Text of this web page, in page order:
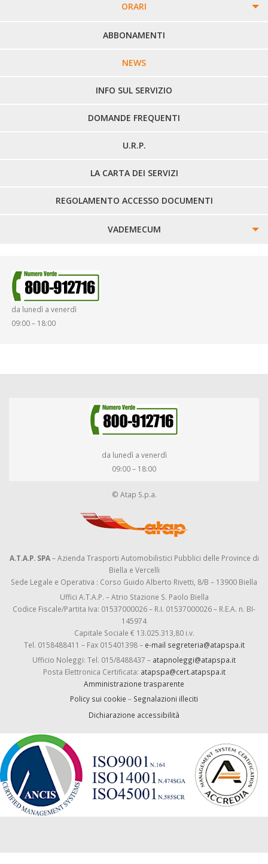
ORARI
PERCORSI URBANI IN BIELLA
LINEE URBANE VERCELLI
LINEE EXTRAURBANE
ABBONAMENTI
NEWS
INFO SUL SERVIZIO
DOMANDE FREQUENTI
U.R.P.
LA CARTA DEI SERVIZI
REGOLAMENTO ACCESSO DOCUMENTI
VADEMECUM
SMARRIMENTO OGGETTI
da lunedì a venerdì
09:00 – 18:00
da lunedì a venerdì
09:00 – 18:00
© Atap S.p.a.
A.T.A.P. SPA– Azienda Trasporti Automobilistici Pubblici delle Province di
Biella e Vercelli
Sede Legale e Operativa : Corso Guido Alberto Rivetti, 8/B – 13900 Biella
Uffici A.T.A.P. – Atrio Stazione S. Paolo Biella
Codice Fiscale/Partita Iva: 01537000026 – R.I. 01537000026 – R.E.A. n. BI-
145974
Capitale Sociale € 13.025.313,80 i.v.
Tel. 0158488411 – Fax 015401398 – e-mail segreteria@atapspa.it
Ufficio Noleggi: Tel. 015/8488437 – atapnoleggi@atapspa.it
Posta Elettronica Certificata: atapspa@cert.atapspa.it
Amministrazione trasparente
Policy sui cookie – Segnalazioni illeciti
Dichiarazione accessibilità